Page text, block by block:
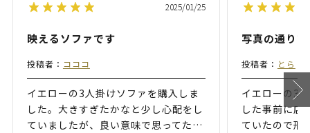
2025/01/25
映えるソファです
投稿者： コココ
イエローの3人掛けソファを購入しま
した。大きすぎたかなと少し心配をし
ていましたが、良い意味で思ってた…
写真の通り
投稿者： とら
イエローの3
した事前に店
ていたので形